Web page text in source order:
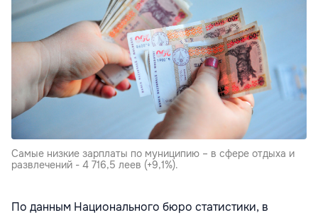
Самые низкие зарплаты по муниципию – в сфере отдыха и
развлечений - 4 716,5 леев (+9,1%).
По данным Национального бюро статистики, в